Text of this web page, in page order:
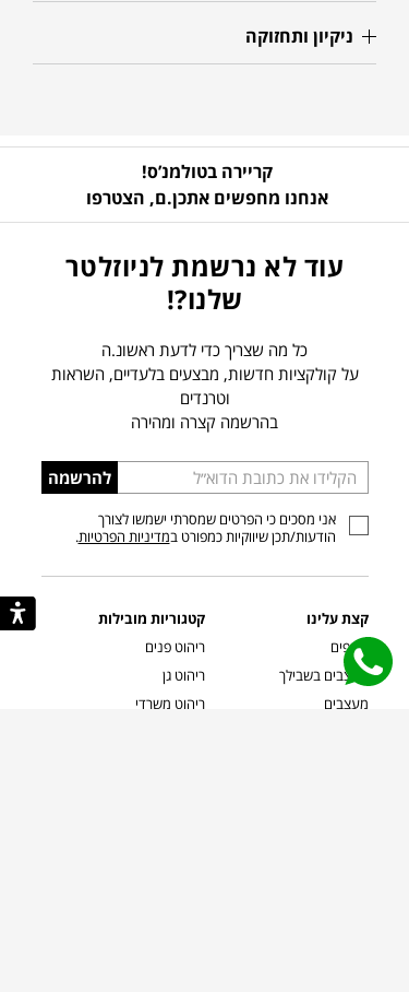
ניקיון ותחזוקה
קריירה בטולמנ’ס!
אנחנו מחפשים אתכן.ם, הצטרפו
עוד לא נרשמת לניוזלטר
שלנו?!
כל מה שצריך כדי לדעת ראשונ.ה
על קולקציות חדשות, מבצעים בלעדיים, השראות
וטרנדים
בהרשמה קצרה ומהירה
הכניסו
כתובת
דוא”ל
להרשמה
אני מסכים כי הפרטים שמסרתי ישמשו לצורך
הודעות/תכן שיווקיות כמפורט במדיניות הפרטיות.
קצת עלינו
סניפים
מעצבים בשבילך
מעצבים
קטגוריות מובילות
ריהוט פנים
ריהוט גן
ריהוט משרדי